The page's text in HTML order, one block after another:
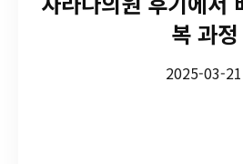
복 과정
2025-03-21